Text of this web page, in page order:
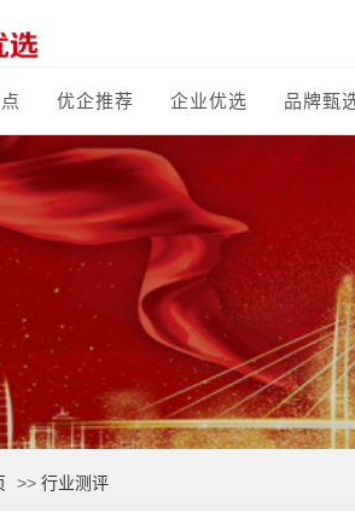
优企推荐 企业优选 品牌甄
>> 行业测评